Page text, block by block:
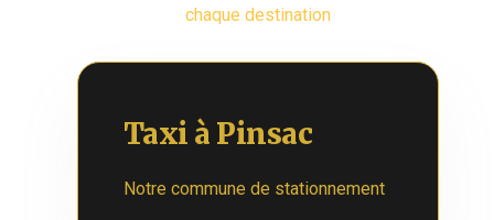
chaque destination
Taxi à Pinsac
Notre commune de stationnement